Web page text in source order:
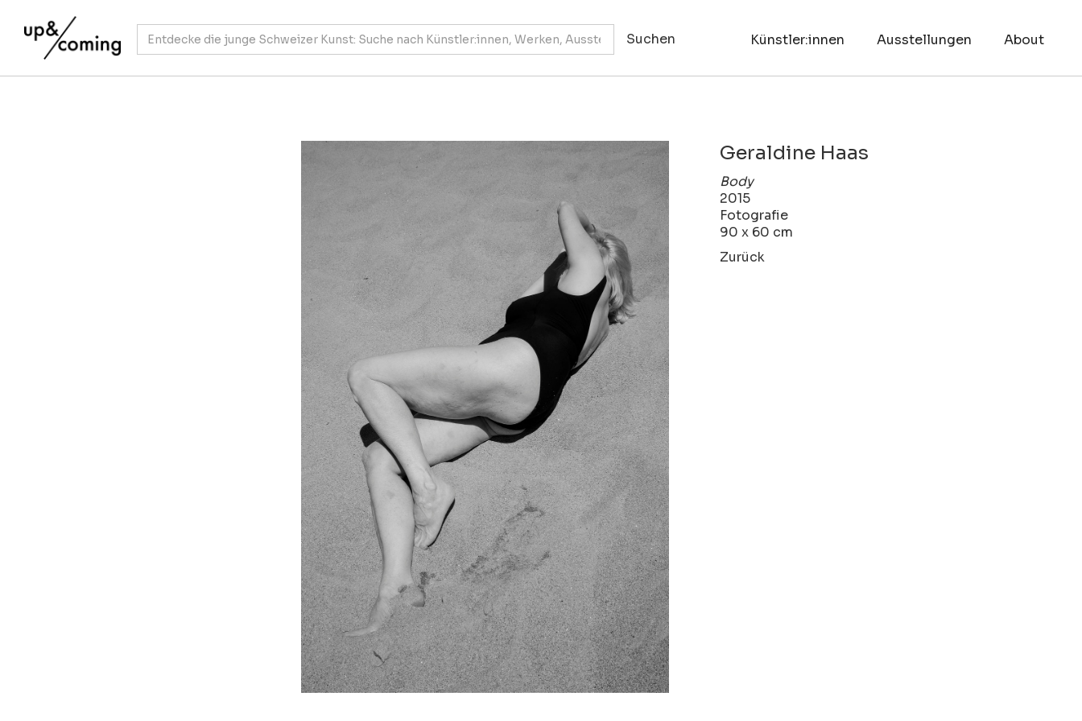
Künstler:innen Ausstellungen About
Geraldine Haas
Body
2015
Fotografie
90 x 60 cm
Zurück